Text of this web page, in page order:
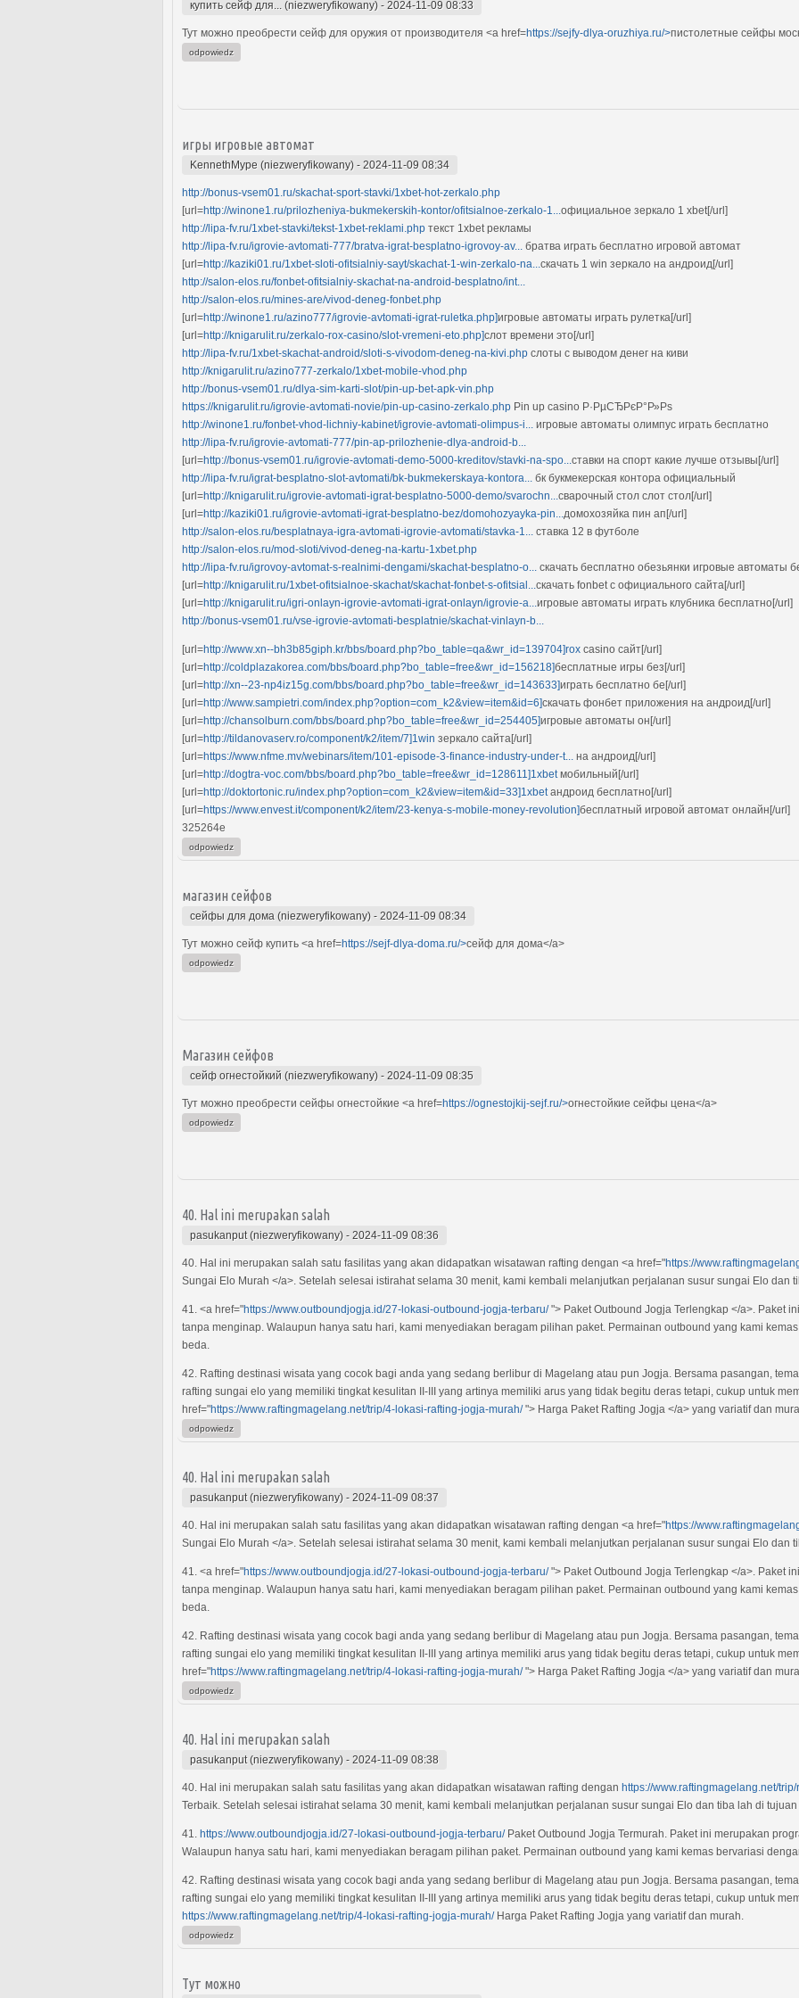
купить сейф для... (niezweryfikowany) - 2024-11-09 08:33
Тут можно преобрести сейф для оружия от производителя <a href=https://sejfy-dlya-oruzhiya.ru/>пистолетные сейфы
odpowiedz
игры игровые автомат
KennethMype (niezweryfikowany) - 2024-11-09 08:34
http://bonus-vsem01.ru/skachat-sport-stavki/1xbet-hot-zerkalo.php
[url=http://winone1.ru/prilozheniya-bukmekerskih-kontor/ofitsialnoe-zerkalo-1... официальное зеркало 1 xbet[/url]
http://lipa-fv.ru/1xbet-stavki/tekst-1xbet-reklami.php текст 1xbet рекламы
http://lipa-fv.ru/igrovie-avtomati-777/bratva-igrat-besplatno-igrovoy-av...
братва играть бесплатно игровой автомат
[url=http://kaziki01.ru/1xbet-sloti-ofitsialniy-sayt/skachat-1-win-zerkalo-na... скачать 1 win зеркало на андроид[/url]
http://salon-elos.ru/fonbet-ofitsialniy-skachat-na-android-besplatno/int...
http://salon-elos.ru/mines-are/vivod-deneg-fonbet.php
[url=http://winone1.ru/azino777/igrovie-avtomati-igrat-ruletka.php]игровые автоматы играть рулетка[/url]
[url=http://knigarulit.ru/zerkalo-rox-casino/slot-vremeni-eto.php]слот времени это[/url]
http://lipa-fv.ru/1xbet-skachat-android/sloti-s-vivodom-deneg-na-kivi.php слоты с выводом денег на киви
http://knigarulit.ru/azino777-zerkalo/1xbet-mobile-vhod.php
http://bonus-vsem01.ru/dlya-sim-karti-slot/pin-up-bet-apk-vin.php
https://knigarulit.ru/igrovie-avtomati-novie/pin-up-casino-zerkalo.php Pin up casino Р·РµСЂРєР°Р»Рѕ
http://winone1.ru/fonbet-vhod-lichniy-kabinet/igrovie-avtomati-olimpus-i...
игровые автоматы олимпус играть бесплатно
http://lipa-fv.ru/igrovie-avtomati-777/pin-ap-prilozhenie-dlya-android-b...
[url=http://bonus-vsem01.ru/igrovie-avtomati-demo-5000-kreditov/stavki-na-spo... ставки на спорт какие лучше отзывы[/url]
http://lipa-fv.ru/igrat-besplatno-slot-avtomati/bk-bukmekerskaya-kontora...
бк букмекерская контора официальный
[url=http://knigarulit.ru/igrovie-avtomati-igrat-besplatno-5000-demo/svarochn... сварочный стол слот стол[/url]
[url=http://kaziki01.ru/igrovie-avtomati-igrat-besplatno-bez/domohozyayka-pin... домохозяйка пин ап[/url]
http://salon-elos.ru/besplatnaya-igra-avtomati-igrovie-avtomati/stavka-1...
ставка 12 в футболе
http://salon-elos.ru/mod-sloti/vivod-deneg-na-kartu-1xbet.php
http://lipa-fv.ru/igrovoy-avtomat-s-realnimi-dengami/skachat-besplatno-o...
скачать бесплатно обезьянки игровые автоматы
[url=http://knigarulit.ru/1xbet-ofitsialnoe-skachat/skachat-fonbet-s-ofitsial... скачать fonbet с официального сайта[/url]
[url=http://knigarulit.ru/igri-onlayn-igrovie-avtomati-igrat-onlayn/igrovie-a... игровые автоматы играть клубника бесплатно[/url]
http://bonus-vsem01.ru/vse-igrovie-avtomati-besplatnie/skachat-vinlayn-b...
[url=http://www.xn--bh3b85giph.kr/bbs/board.php?bo_table=qa&wr_id=139704]rox casino сайт[/url]
[url=http://coldplazakorea.com/bbs/board.php?bo_table=free&wr_id=156218]бесплатные игры без[/url]
[url=http://xn--23-np4iz15g.com/bbs/board.php?bo_table=free&wr_id=143633]играть бесплатно бе[/url]
[url=http://www.sampietri.com/index.php?option=com_k2&view=item&id=6]скачать фонбет приложения на андроид[/url]
[url=http://chansolburn.com/bbs/board.php?bo_table=free&wr_id=254405]игровые автоматы он[/url]
[url=http://tildanovaserv.ro/component/k2/item/7]1win зеркало сайта[/url]
[url=https://www.nfme.mv/webinars/item/101-episode-3-finance-industry-under-t...
на андроид[/url]
[url=http://dogtra-voc.com/bbs/board.php?bo_table=free&wr_id=128611]1xbet мобильный[/url]
[url=http://doktortonic.ru/index.php?option=com_k2&view=item&id=33]1xbet андроид бесплатно[/url]
[url=https://www.envest.it/component/k2/item/23-kenya-s-mobile-money-revolution]бесплатный игровой автомат онлайн[/url]
325264e
odpowiedz
магазин сейфов
сейфы для дома (niezweryfikowany) - 2024-11-09 08:34
Тут можно сейф купить <a href=https://sejf-dlya-doma.ru/>сейф для дома</a>
odpowiedz
Магазин сейфов
сейф огнестойкий (niezweryfikowany) - 2024-11-09 08:35
Тут можно преобрести сейфы огнестойкие <a href=https://ognestojkij-sejf.ru/>огнестойкие сейфы цена</a>
odpowiedz
40. Hal ini merupakan salah
pasukanput (niezweryfikowany) - 2024-11-09 08:36
40. Hal ini merupakan salah satu fasilitas yang akan didapatkan wisatawan rafting dengan <a href="https://
Sungai Elo Murah </a>. Setelah selesai istirahat selama 30 menit, kami kembali melanjutkan perjalanan susur sungai Elo dan
41. <a href="https://www.outboundjogja.id/27-lokasi-outbound-jogja-terbaru/"> Paket Outbound Jogja Terlengkap </a>. Paket
tanpa menginap. Walaupun hanya satu hari, kami menyediakan beragam pilihan paket. Permainan outbound yang kami
beda.
42. Rafting destinasi wisata yang cocok bagi anda yang sedang berlibur di Magelang atau pun Jogja. Bersama pasangan,
rafting sungai elo yang memiliki tingkat kesulitan II-III yang artinya memiliki arus yang tidak begitu deras tetapi, cukup untuk
href="https://www.raftingmagelang.net/trip/4-lokasi-rafting-jogja-murah/"> Harga Paket Rafting Jogja </a> yang variatif dan
odpowiedz
40. Hal ini merupakan salah
pasukanput (niezweryfikowany) - 2024-11-09 08:37
40. Hal ini merupakan salah satu fasilitas yang akan didapatkan wisatawan rafting dengan <a href="https://
Sungai Elo Murah </a>. Setelah selesai istirahat selama 30 menit, kami kembali melanjutkan perjalanan susur sungai Elo dan
41. <a href="https://www.outboundjogja.id/27-lokasi-outbound-jogja-terbaru/"> Paket Outbound Jogja Terlengkap </a>. Paket
tanpa menginap. Walaupun hanya satu hari, kami menyediakan beragam pilihan paket. Permainan outbound yang kami
beda.
42. Rafting destinasi wisata yang cocok bagi anda yang sedang berlibur di Magelang atau pun Jogja. Bersama pasangan,
rafting sungai elo yang memiliki tingkat kesulitan II-III yang artinya memiliki arus yang tidak begitu deras tetapi, cukup untuk
href="https://www.raftingmagelang.net/trip/4-lokasi-rafting-jogja-murah/"> Harga Paket Rafting Jogja </a> yang variatif dan
odpowiedz
40. Hal ini merupakan salah
pasukanput (niezweryfikowany) - 2024-11-09 08:38
40. Hal ini merupakan salah satu fasilitas yang akan didapatkan wisatawan rafting dengan https://www.raftingmagelang.net/
Terbaik. Setelah selesai istirahat selama 30 menit, kami kembali melanjutkan perjalanan susur sungai Elo dan tiba lah di
41. https://www.outboundjogja.id/27-lokasi-outbound-jogja-terbaru/Paket Outbound Jogja Termurah. Paket ini merupakan
Walaupun hanya satu hari, kami menyediakan beragam pilihan paket. Permainan outbound yang kami kemas bervariasi
42. Rafting destinasi wisata yang cocok bagi anda yang sedang berlibur di Magelang atau pun Jogja. Bersama pasangan,
rafting sungai elo yang memiliki tingkat kesulitan II-III yang artinya memiliki arus yang tidak begitu deras tetapi, cukup untuk
https://www.raftingmagelang.net/trip/4-lokasi-rafting-jogja-murah/Harga Paket Rafting Jogja yang variatif dan murah.
odpowiedz
Тут можно